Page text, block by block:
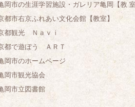
岡市の生涯学習施設・ガレリア亀岡【教
都市右京ふれあい文化会館【教室】
都観光 Ｎａｖｉ
都で遊ぼう ＡＲＴ
岡市のホームページ
岡市観光協会
岡市立図書館